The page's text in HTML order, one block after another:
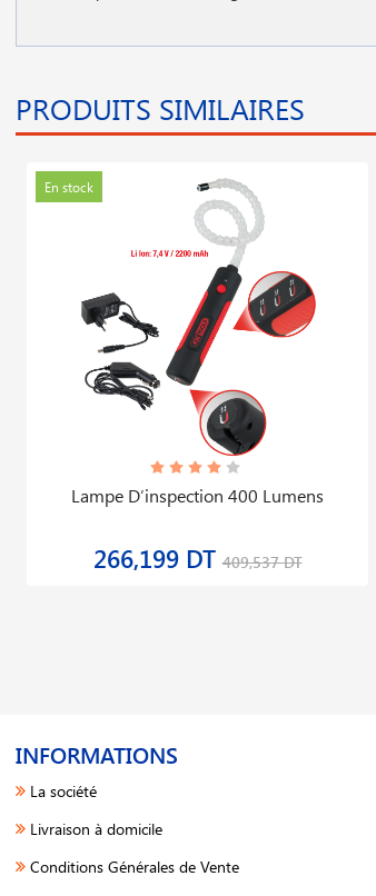
PRODUITS SIMILAIRES
En stock
Lampe D′inspection 400 Lumens
266,199 DT409,537 DT
INFORMATIONS
La société
Livraison à domicile
Conditions Générales de Vente